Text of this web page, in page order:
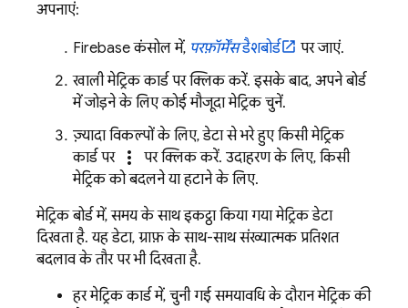
अपनाएं:
Firebaseकंसोल में, परफ़ॉर्मेंसडैशबोर्ड
पर जाएं.
खाली मेट्रिक कार्ड पर क्लिक करें. इसके बाद, अपने बोर्ड
में जोड़ने के लिए कोई मौजूदा मेट्रिक चुनें.
ज़्यादा विकल्पों के लिए, डेटा से भरे हुए किसी मेट्रिक
कार्ड पर
more_vert
पर क्लिक करें. उदाहरण के लिए, किसी
मेट्रिक को बदलने या हटाने के लिए.
मेट्रिक बोर्ड में, समय के साथ इकट्ठा किया गया मेट्रिक डेटा
दिखता है. यह डेटा, ग्राफ़ के साथ-साथ संख्यात्मक प्रतिशत
बदलाव के तौर पर भी दिखता है.
हर मेट्रिक कार्ड में, चुनी गई समयावधि के दौरान मेट्रिक की